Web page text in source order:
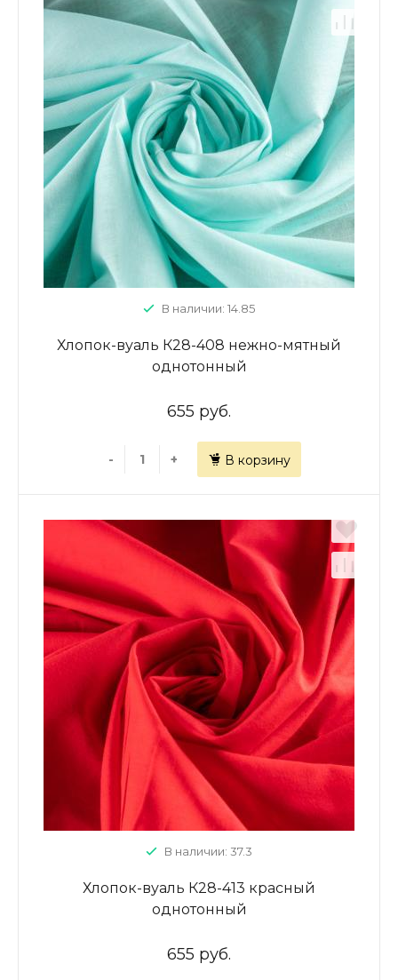
В наличии: 14.85
Хлопок-вуаль К28-408 нежно-мятный
однотонный
655 руб.
- + В корзину
В наличии: 37.3
Хлопок-вуаль К28-413 красный
однотонный
655 руб.